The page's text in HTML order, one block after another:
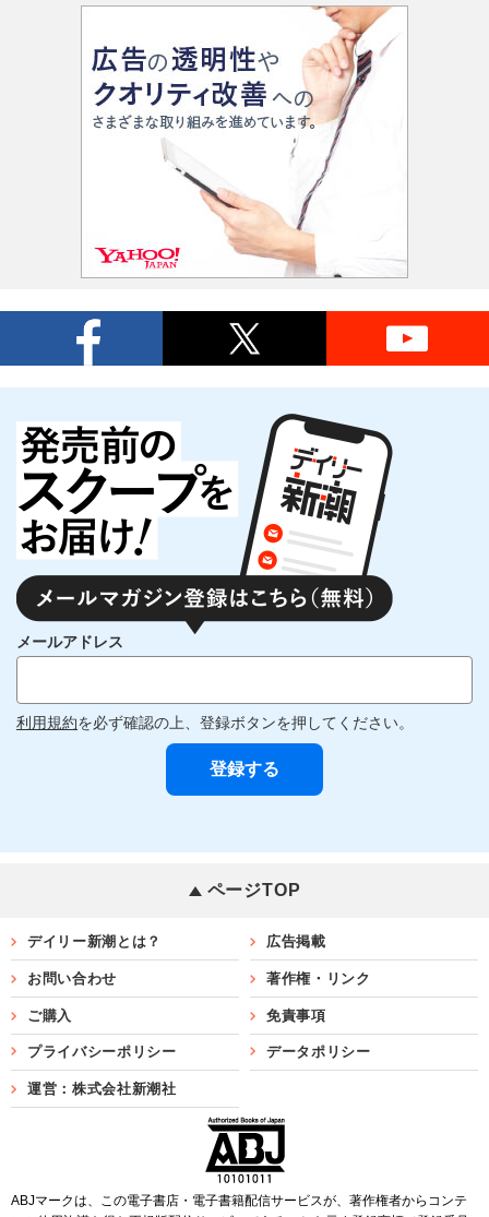
メールアドレス
利用規約を必ず確認の上、登録ボタンを押してください。
ページTOP
デイリー新潮とは？ 広告掲載
お問い合わせ 著作権・リンク
ご購入 免責事項
プライバシーポリシー データポリシー
運営：株式会社新潮社
ABJマークは、この電子書店・電子書籍配信サービスが、著作権者からコンテ